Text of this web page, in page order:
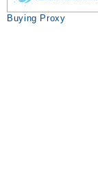
Buying Proxy